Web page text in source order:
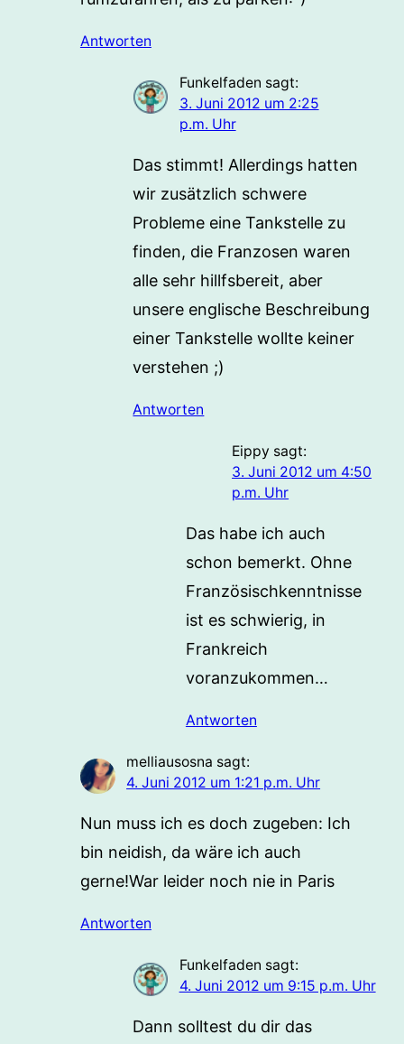
Antworten
Funkelfaden sagt:
3. Juni 2012 um 2:25
p.m. Uhr
Das stimmt! Allerdings hatten
wir zusätzlich schwere
Probleme eine Tankstelle zu
finden, die Franzosen waren
alle sehr hillfsbereit, aber
unsere englische Beschreibung
einer Tankstelle wollte keiner
verstehen ;)
Antworten
Eippy sagt:
3. Juni 2012 um 4:50
p.m. Uhr
Das habe ich auch
schon bemerkt. Ohne
Französischkenntnisse
ist es schwierig, in
Frankreich
voranzukommen…
Antworten
melliausosna sagt:
4. Juni 2012 um 1:21 p.m. Uhr
Nun muss ich es doch zugeben: Ich
bin neidish, da wäre ich auch
gerne!War leider noch nie in Paris
Antworten
Funkelfaden sagt:
4. Juni 2012 um 9:15 p.m. Uhr
Dann solltest du dir das